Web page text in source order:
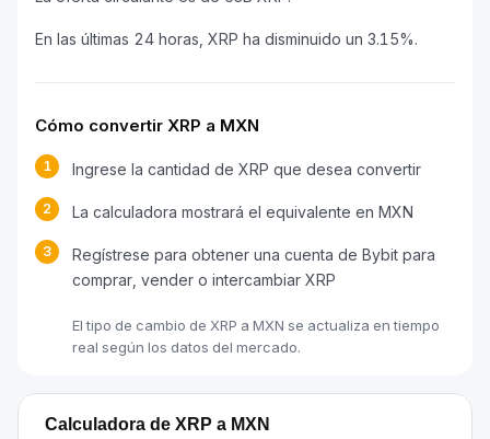
En las últimas 24 horas, XRP ha disminuido un 3.15%.
Cómo convertir XRP a MXN
1 Ingrese la cantidad de XRP que desea convertir
2 La calculadora mostrará el equivalente en MXN
3
Regístrese para obtener una cuenta de Bybit para
comprar, vender o intercambiar XRP
El tipo de cambio de XRP a MXN se actualiza en tiempo
real según los datos del mercado.
Calculadora de XRP a MXN